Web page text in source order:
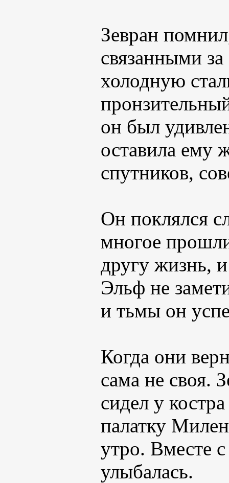
Зевран
связанными
холодную
он был
оставила ему
спутников,
Он поклялся
многое
другу жизнь,
Эльф не
и тьмы он
Когда они
сама не своя.
сидел у
палатку
утро. Вместе
улыбалась.